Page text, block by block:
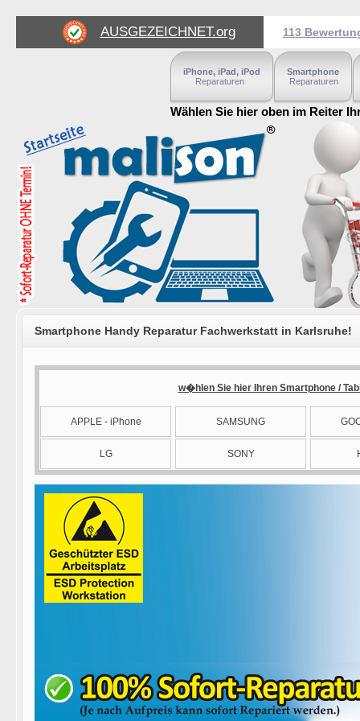
AUSGEZEICHNET.org 113
iPhone, iPad, iPod
Reparaturen
Smartphone
Reparaturen
Wählen Sie hier oben im Reiter
Smartphone Handy Reparatur Fachwerkstatt in Karlsruhe!
w�hlen Sie hier Ihren Smartphone /
APPLE - iPhone SAMSUNG
LG SONY